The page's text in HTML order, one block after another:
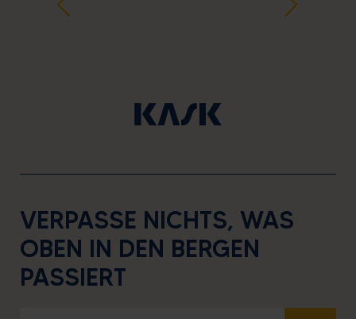
VERPASSE NICHTS, WAS
OBEN IN DEN BERGEN
PASSIERT